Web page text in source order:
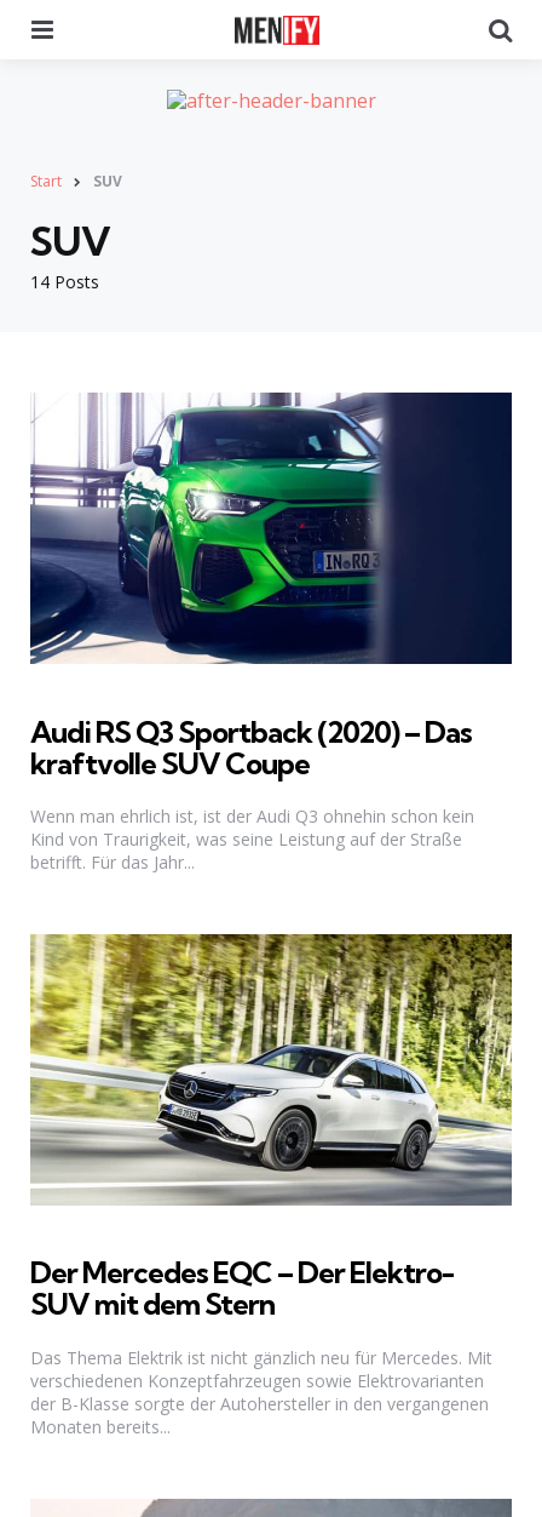
Start SUV
14 Posts
SUV
Audi RS Q3 Sportback (2020) – Das
kraftvolle SUV Coupe
Wenn man ehrlich ist, ist der Audi Q3 ohnehin schon kein
Kind von Traurigkeit, was seine Leistung auf der Straße
betrifft. Für das Jahr...
Der Mercedes EQC – Der Elektro-
SUV mit dem Stern
Das Thema Elektrik ist nicht gänzlich neu für Mercedes. Mit
verschiedenen Konzeptfahrzeugen sowie Elektrovarianten
der B-Klasse sorgte der Autohersteller in den vergangenen
Monaten bereits...